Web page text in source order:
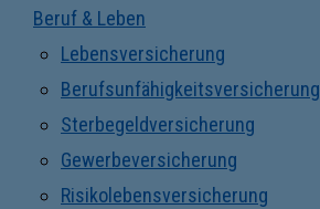
Beruf & Leben
Lebensversicherung
Berufsunfähigkeitsversicherung
Sterbegeldversicherung
Gewerbeversicherung
Risikolebensversicherung